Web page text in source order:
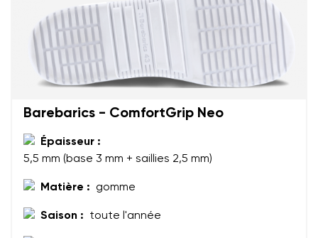
Choisissez la langue
Modifier
Barebarics - ComfortGrip Neo
Épaisseur :
5,5 mm (base 3 mm + saillies 2,5 mm)
Matière : gomme
Saison : toute l'année
Question
les termesces conditions
Commentaire écrit
J'accepte qu'on traite mes coordonnées saisies dans
les termesces conditions et leur publication
Évaluer